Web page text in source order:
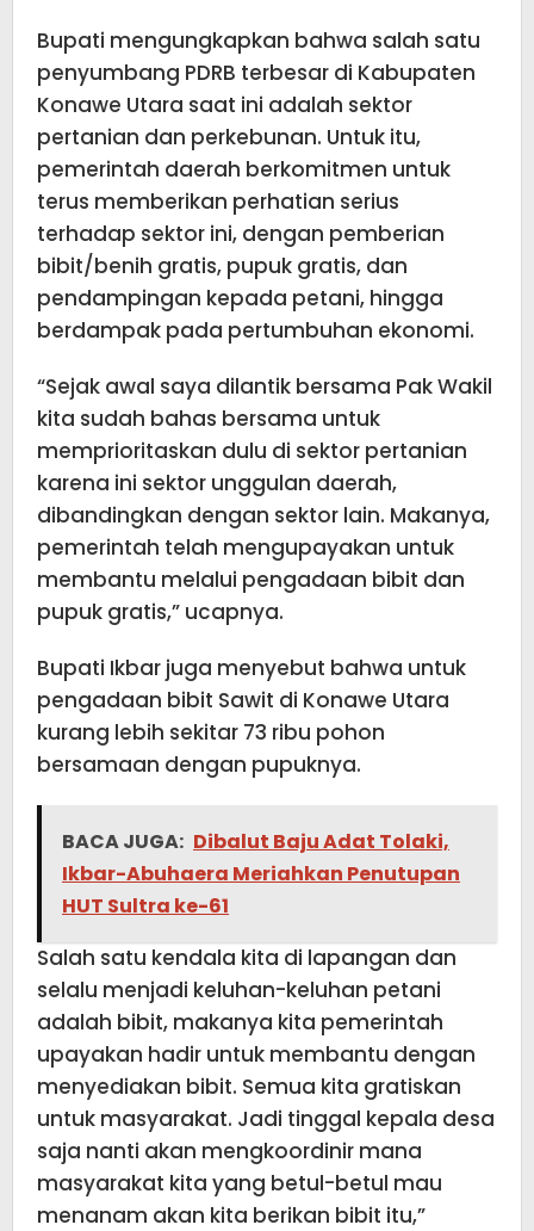
Bupati mengungkapkan bahwa salah satu
penyumbang PDRB terbesar di Kabupaten
Konawe Utara saat ini adalah sektor
pertanian dan perkebunan. Untuk itu,
pemerintah daerah berkomitmen untuk
terus memberikan perhatian serius
terhadap sektor ini, dengan pemberian
bibit/benih gratis, pupuk gratis, dan
pendampingan kepada petani, hingga
berdampak pada pertumbuhan ekonomi.
“Sejak awal saya dilantik bersama Pak Wakil
kita sudah bahas bersama untuk
memprioritaskan dulu di sektor pertanian
karena ini sektor unggulan daerah,
dibandingkan dengan sektor lain. Makanya,
pemerintah telah mengupayakan untuk
membantu melalui pengadaan bibit dan
pupuk gratis,” ucapnya.
Bupati Ikbar juga menyebut bahwa untuk
pengadaan bibit Sawit di Konawe Utara
kurang lebih sekitar 73 ribu pohon
bersamaan dengan pupuknya.
BACA JUGA: Dibalut Baju Adat Tolaki,
Ikbar-Abuhaera Meriahkan Penutupan
HUT Sultra ke-61
Salah satu kendala kita di lapangan dan
selalu menjadi keluhan-keluhan petani
adalah bibit, makanya kita pemerintah
upayakan hadir untuk membantu dengan
menyediakan bibit. Semua kita gratiskan
untuk masyarakat. Jadi tinggal kepala desa
saja nanti akan mengkoordinir mana
masyarakat kita yang betul-betul mau
menanam akan kita berikan bibit itu,”